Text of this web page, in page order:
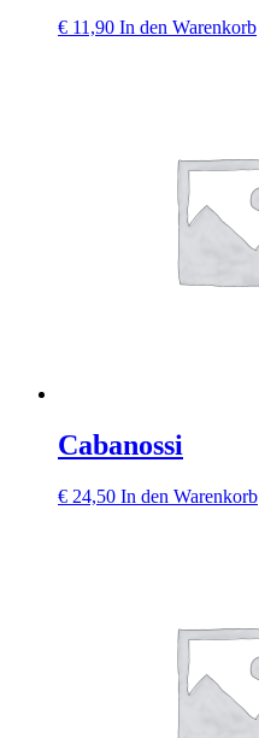
€ 11,90 In den Warenkorb
Cabanossi
€ 24,50 In den Warenkorb